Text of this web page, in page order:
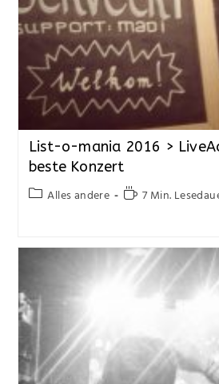
List-o-mania 2016 >
beste Konzert
Alles andere 7 Min.